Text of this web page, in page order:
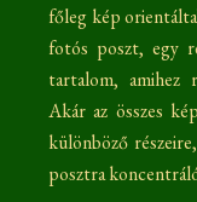
főleg kép
fotós poszt, egy
tartalom, amihez
Akár az összes
különböző
posztra